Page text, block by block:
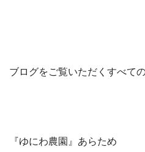
ブログをご覧いただくすべて
『ゆにわ農園』あらため